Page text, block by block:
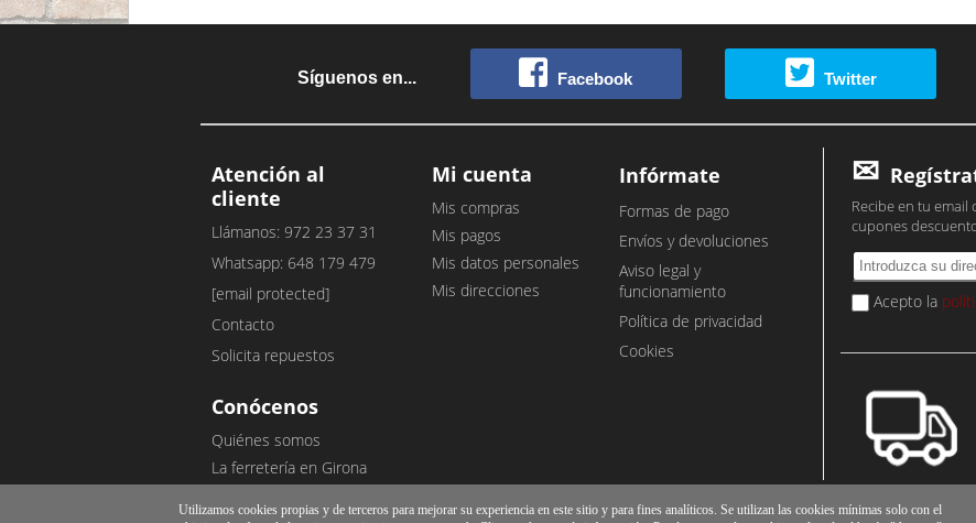
Síguenos en... Facebook Twitter
Atención al
cliente
Llámanos: 972 23 37 31
Whatsapp: 648 179 479
[email protected]
Contacto
Solicita repuestos
Conócenos
Quiénes somos
La ferretería en Girona
Mi cuenta
Mis compras
Mis pagos
Mis datos personales
Mis direcciones
Infórmate
Formas de pago
Envíos y devoluciones
Aviso legal y
funcionamiento
Política de privacidad
Cookies
Recibe en tu
cupones
Acepto la
Utilizamos cookies propias y de terceros para mejorar su experiencia en este sitio y para fines analíticos. Se utilizan las cookies mínimas solo con el